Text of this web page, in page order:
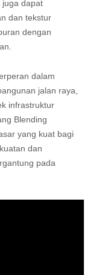
juga dapat
dan tekstur
dengan
dalam
jalan raya,
infrastruktur
Blending
yang kuat bagi
dan
pada